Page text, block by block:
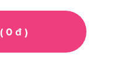
0đ )